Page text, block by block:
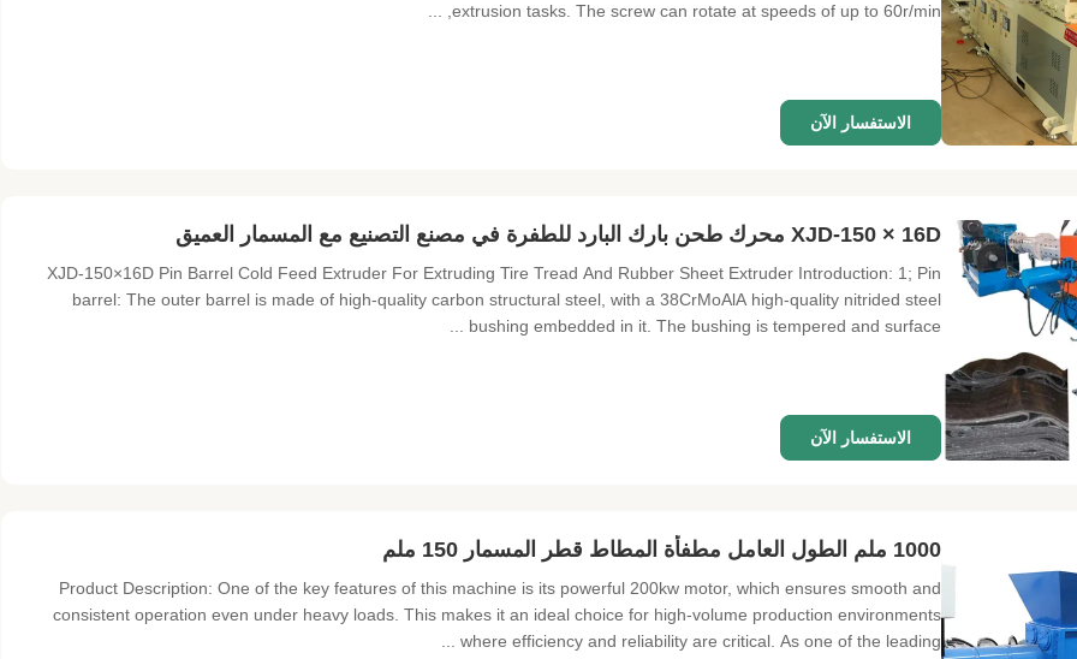
extrusion tasks. The screw can rotate at speeds of up to 60r/min, ...
الاستفسار الآن
XJD-150 × 16D محرك طحن بارك البارد للطفرة في مصنع التصنيع مع المسمار العميق
XJD-150×16D Pin Barrel Cold Feed Extruder For Extruding Tire Tread And Rubber Sheet Extruder Introduction: 1; Pin
barrel: The outer barrel is made of high-quality carbon structural steel, with a 38CrMoAlA high-quality nitrided steel
bushing embedded in it. The bushing is tempered and surface ...
الاستفسار الآن
1000 ملم الطول العامل مطفأة المطاط قطر المسمار 150 ملم
Product Description: One of the key features of this machine is its powerful 200kw motor, which ensures smooth and
consistent operation even under heavy loads. This makes it an ideal choice for high-volume production environments
where efficiency and reliability are critical. As one of the leading ...